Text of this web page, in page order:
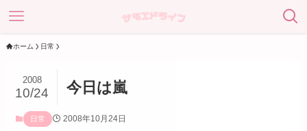
ホーム 日常
今日は嵐
2008
10/24
日常 2008年10月24日